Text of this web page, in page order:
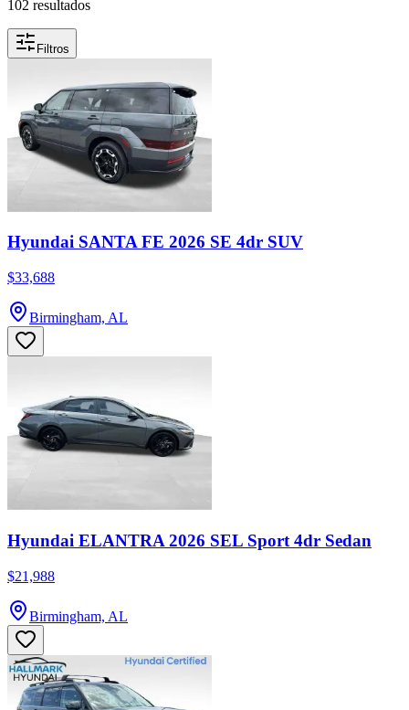
102 resultados
Filtros
Hyundai SANTA FE 2026 SE 4dr SUV
$33,688
Birmingham, AL
Hyundai ELANTRA 2026 SEL Sport 4dr Sedan
$21,988
Birmingham, AL